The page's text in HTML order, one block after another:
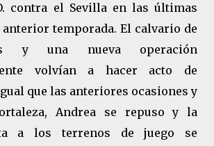
contra el Sevilla en las últimas
temporada. El calvario de
y una nueva operación
volvían a hacer acto de
que las anteriores ocasiones y
Andrea se repuso y la
a los terrenos de juego se